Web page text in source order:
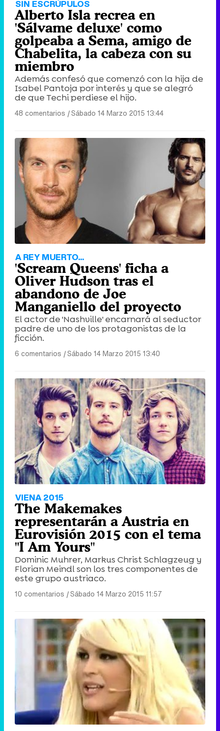
SIN ESCRÚPULOS
Alberto Isla recrea en
'Sálvame deluxe' como
golpeaba a Sema, amigo de
Chabelita, la cabeza con su
miembro
Además confesó que comenzó con la hija de
Isabel Pantoja por interés y que se alegró
de que Techi perdiese el hijo.
48 comentarios |Sábado 14 Marzo 2015 13:44
A REY MUERTO...
'Scream Queens' ficha a
Oliver Hudson tras el
abandono de Joe
Manganiello del proyecto
El actor de 'Nashville' encarnará al seductor
padre de uno de los protagonistas de la
ficción.
6 comentarios |Sábado 14 Marzo 2015 13:40
VIENA 2015
The Makemakes
representarán a Austria en
Eurovisión 2015 con el tema
"I Am Yours"
Dominic Muhrer, Markus Christ Schlagzeug y
Florian Meindl son los tres componentes de
este grupo austriaco.
10 comentarios |Sábado 14 Marzo 2015 11:57